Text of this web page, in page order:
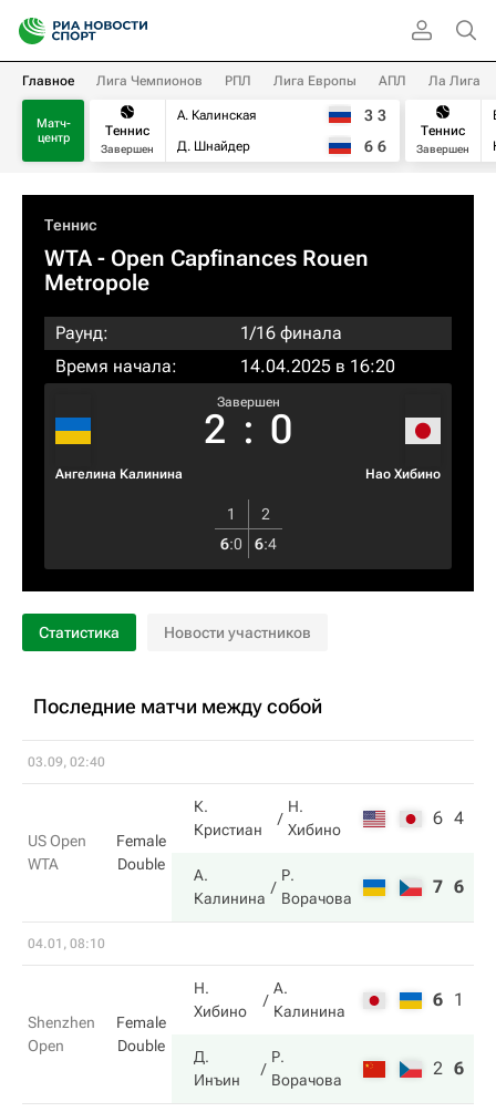
Главное Лига Чемпионов РПЛ Лига Европы АПЛ Ла Лига
Матч-
центр
Теннис
Завершен
А. Калинская
Д. Шнайдер
3 3
6 6
Теннис
Завершен
Теннис
WTA- Open Capfinances Rouen
Metropole
Раунд:
1/16 финала
Время начала:
14.04.2025 в 16:20
Ангелина Калинина
Завершен
2 : 0
Нао Хибино
1
2
6:0 6:4
Статистика Новости участников
Последние матчи между собой
03.09, 02:40
US Open
WTA
Female
Double
К.
Кристиан
Н.
Хибино
6 4
А.
Калинина
Р.
Ворачова
7 6
04.01, 08:10
Shenzhen
Open
Female
Double
Н.
Хибино
А.
Калинина
6 1
Д.
Инъин
Р.
Ворачова
2 6